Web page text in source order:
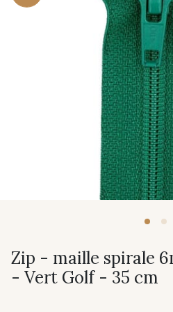
Zip - maille spirale
- Vert Golf - 35 cm